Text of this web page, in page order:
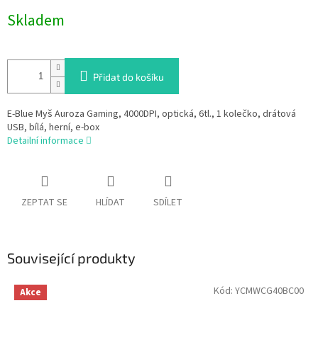
cena:
Skladem
Přidat do košíku
E-Blue Myš Auroza Gaming, 4000DPI, optická, 6tl., 1 kolečko, drátová
USB, bílá, herní, e-box
Detailní informace
ZEPTAT SE HLÍDAT SDÍLET
Související produkty
Akce Kód: YCMWCG40BC00